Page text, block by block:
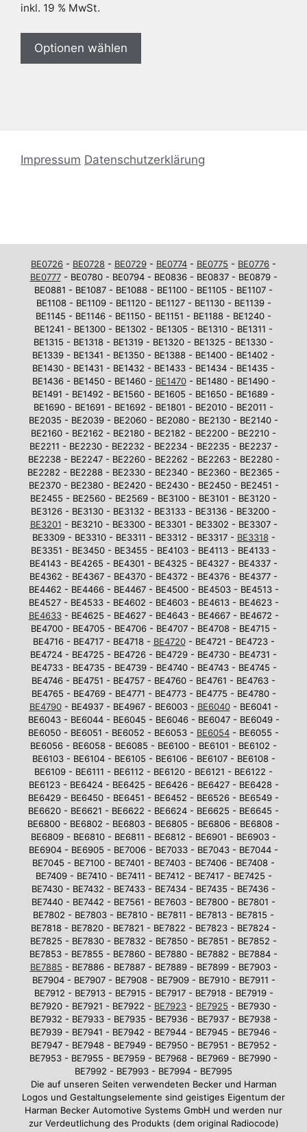
inkl. 19 % MwSt.
Optionen wählen
Impressum Datenschutzerklärung
BE0726 - BE0728 - BE0729 - BE0774 - BE0775 - BE0776 -
BE0777- BE0780 - BE0794 - BE0836 - BE0837 - BE0879 -
BE0881 - BE1087 - BE1088 - BE1100 - BE1105 - BE1107 -
BE1108 - BE1109 - BE1120 - BE1127 - BE1130 - BE1139 -
BE1145 - BE1146 - BE1150 - BE1151 - BE1188 - BE1240 -
BE1241 - BE1300 - BE1302 - BE1305 - BE1310 - BE1311 -
BE1315 - BE1318 - BE1319 - BE1320 - BE1325 - BE1330 -
BE1339 - BE1341 - BE1350 - BE1388 - BE1400 - BE1402 -
BE1430 - BE1431 - BE1432 - BE1433 - BE1434 - BE1435 -
BE1436 - BE1450 - BE1460 - BE1470- BE1480 - BE1490 -
BE1491 - BE1492 - BE1560 - BE1605 - BE1650 - BE1689 -
BE1690 - BE1691 - BE1692 - BE1801 - BE2010 - BE2011 -
BE2035 - BE2039 - BE2060 - BE2080 - BE2130 - BE2140 -
BE2160 - BE2162 - BE2180 - BE2182 - BE2200 - BE2210 -
BE2211 - BE2230 - BE2232 - BE2234 - BE2235 - BE2237 -
BE2238 - BE2247 - BE2260 - BE2262 - BE2263 - BE2280 -
BE2282 - BE2288 - BE2330 - BE2340 - BE2360 - BE2365 -
BE2370 - BE2380 - BE2420 - BE2430 - BE2450 - BE2451 -
BE2455 - BE2560 - BE2569 - BE3100 - BE3101 - BE3120 -
BE3126 - BE3130 - BE3132 - BE3133 - BE3136 - BE3200 -
BE3201 - BE3210 - BE3300 - BE3301 - BE3302 - BE3307 -
BE3309 - BE3310 - BE3311 - BE3312 - BE3317 - BE3318-
BE3351 - BE3450 - BE3455 - BE4103 - BE4113 - BE4133 -
BE4143 - BE4265 - BE4301 - BE4325 - BE4327 - BE4337 -
BE4362 - BE4367 - BE4370 - BE4372 - BE4376 - BE4377 -
BE4462 - BE4466 - BE4467 - BE4500 - BE4503 - BE4513 -
BE4527 - BE4533 - BE4602 - BE4603 - BE4613 - BE4623 -
BE4633- BE4625 - BE4627 - BE4643 - BE4667 - BE4672 -
BE4700 - BE4705 - BE4706 - BE4707 - BE4708 - BE4715 -
BE4716 - BE4717 - BE4718 - BE4720- BE4721 - BE4723 -
BE4724 - BE4725 - BE4726 - BE4729 - BE4730 - BE4731 -
BE4733 - BE4735 - BE4739 - BE4740 - BE4743 - BE4745 -
BE4746 - BE4751 - BE4757 - BE4760 - BE4761 - BE4763 -
BE4765 - BE4769 - BE4771 - BE4773 - BE4775 - BE4780 -
BE4790- BE4937 - BE4967 - BE6003 - BE6040- BE6041 -
BE6043 - BE6044 - BE6045 - BE6046 - BE6047 - BE6049 -
BE6050 - BE6051 - BE6052 - BE6053 - BE6054 - BE6055 -
BE6056 - BE6058 - BE6085 - BE6100 - BE6101 - BE6102 -
BE6103 - BE6104 - BE6105 - BE6106 - BE6107 - BE6108 -
BE6109 - BE6111 - BE6112 - BE6120 - BE6121 - BE6122 -
BE6123 - BE6424 - BE6425 - BE6426 - BE6427 - BE6428 -
BE6429 - BE6450 - BE6451 - BE6452 - BE6526 - BE6549 -
BE6620 - BE6621 - BE6622 - BE6624 - BE6625 - BE6645 -
BE6800 - BE6802 - BE6803 - BE6805 - BE6806 - BE6808 -
BE6809 - BE6810 - BE6811 - BE6812 - BE6901 - BE6903 -
BE6904 - BE6905 - BE7006 - BE7033 - BE7043 - BE7044 -
BE7045 - BE7100 - BE7401 - BE7403 - BE7406 - BE7408 -
BE7409 - BE7410 - BE7411 - BE7412 - BE7417 - BE7425 -
BE7430 - BE7432 - BE7433 - BE7434 - BE7435 - BE7436 -
BE7440 - BE7442 - BE7561 - BE7603 - BE7800 - BE7801 -
BE7802 - BE7803 - BE7810 - BE7811 - BE7813 - BE7815 -
BE7818 - BE7820 - BE7821 - BE7822 - BE7823 - BE7824 -
BE7825 - BE7830 - BE7832 - BE7850 - BE7851 - BE7852 -
BE7853 - BE7855 - BE7860 - BE7880 - BE7882 - BE7884 -
BE7885 - BE7886 - BE7887 - BE7889 - BE7899 - BE7903 -
BE7904 - BE7907 - BE7908 - BE7909 - BE7910 - BE7911 -
BE7912 - BE7913 - BE7915 - BE7917 - BE7918 - BE7919 -
BE7920 - BE7921 - BE7922 - BE7923 - BE7925 - BE7930 -
BE7932 - BE7933 - BE7935 - BE7936 - BE7937 - BE7938 -
BE7939 - BE7941 - BE7942 - BE7944 - BE7945 - BE7946 -
BE7947 - BE7948 - BE7949 - BE7950 - BE7951 - BE7952 -
BE7953 - BE7955 - BE7959 - BE7968 - BE7969 - BE7990 -
BE7992 - BE7993 - BE7994 - BE7995
Die auf unseren Seiten verwendeten Becker und Harman
Logos und Gestaltungselemente sind geistiges Eigentum der
Harman Becker Automotive Systems GmbH und werden nur
zur Verdeutlichung des Produkts (dem original Radiocode)